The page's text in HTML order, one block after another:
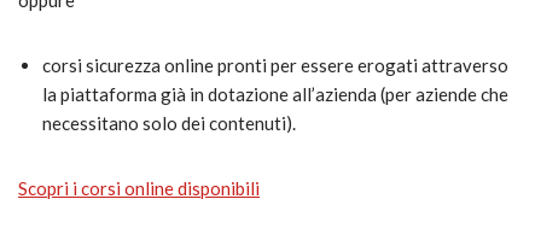
corsi sicurezza online pronti per essere erogati attraverso
la piattaforma già in dotazione all’azienda (per aziende che
necessitano solo dei contenuti).
Scopri i corsi online disponibili